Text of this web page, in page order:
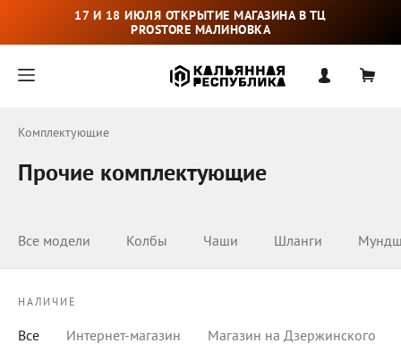
17 И 18 ИЮЛЯ ОТКРЫТИЕ МАГАЗИНА В ТЦ
PROSTORE МАЛИНОВКА
Комплектующие
Прочие комплектующие
Все модели Колбы Чаши Шланги
НАЛИЧИЕ
Все Интернет-магазин Магазин на Дзержинского